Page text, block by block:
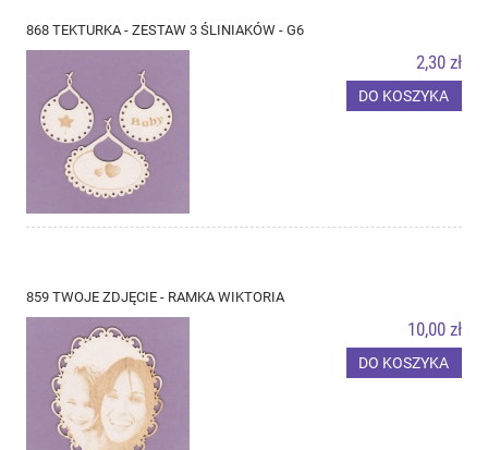
868 TEKTURKA - ZESTAW 3 ŚLINIAKÓW - G6
2,30 zł
DO KOSZYKA
859 TWOJE ZDJĘCIE - RAMKA WIKTORIA
10,00 zł
DO KOSZYKA